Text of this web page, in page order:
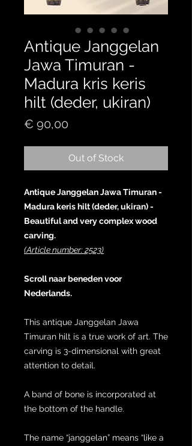
Antique Janggelan
Jawa Timuran -
Madura kris keris
hilt (deder, ukiran)
€ 90,00
Out of Stock
Antique Janggelan Jawa Timuran -
Madura keris hilt (deder, ukiran) -
Beautiful and very complex wood
carving.
(Article number: 2523)
Scroll naar beneden voor
Nederlands.
This antique Janggelan Jawa
Timuran hilt is a true work of art. The
carving is 3-dimensional with great
attention to detail.
A band of bone is incorporated at
the bottom of the handle.
The name “janggelan” means “like a